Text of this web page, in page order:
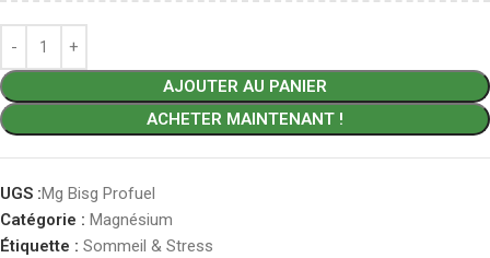
AJOUTER AU PANIER
ACHETER MAINTENANT !
UGS :Mg Bisg Profuel
Catégorie : Magnésium
Étiquette : Sommeil & Stress